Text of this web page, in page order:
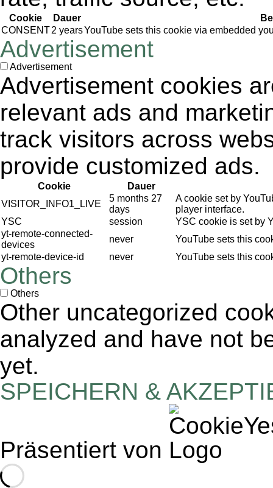
Cookie Dauer
CONSENT2 yearsYouTube sets this cookie via embedded
Advertisement
Advertisement
Advertisement cookies
relevant ads and
track visitors across
provide customized ads.
Cookie
Dauer
VISITOR_INFO1_LIVE
5 months 27
days
A cookie set by
player interface.
YSC
session
YSC cookie is set by
yt-remote-connected-
devices
never
YouTube sets this
yt-remote-device-id
never YouTube sets this
Others
Others
Other uncategorized
analyzed and have not
yet.
SPEICHERN &
Präsentiert von